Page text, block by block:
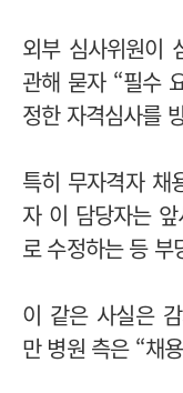
외부 심사위원이
관해 묻자 “필수
정한 자격심사를
특히 무자격자 채
자 이 담당자는
로 수정하는 등 부
이 같은 사실은
만 병원 측은 “채